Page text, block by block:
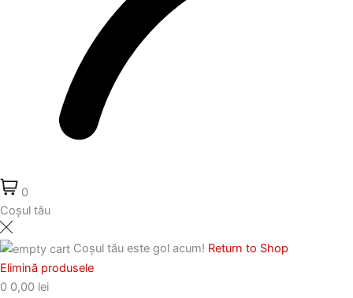
0
Coșul tău
Coșul tău este gol acum! Return to Shop
Elimină produsele
0 0,00 lei